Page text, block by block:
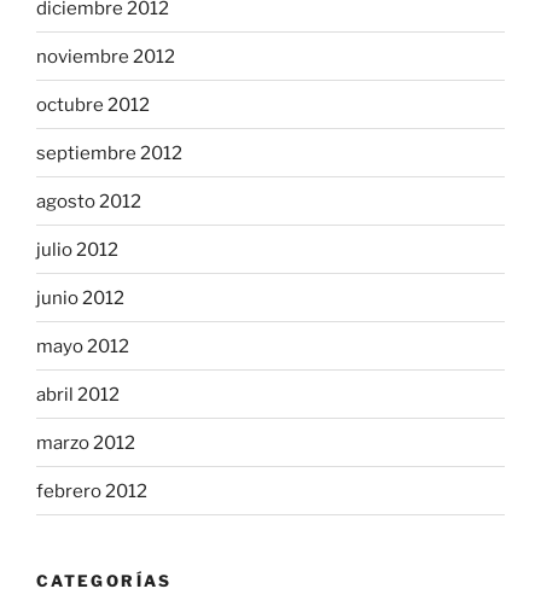
diciembre 2012
noviembre 2012
octubre 2012
septiembre 2012
agosto 2012
julio 2012
junio 2012
mayo 2012
abril 2012
marzo 2012
febrero 2012
CATEGORÍAS